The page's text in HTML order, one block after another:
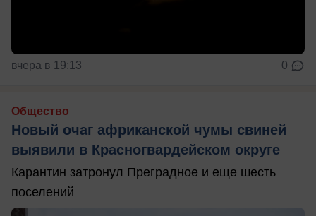
вчера в 19:13 0
Общество
Новый очаг африканской чумы свиней
выявили в Красногвардейском округе
Карантин затронул Преградное и еще шесть
поселений